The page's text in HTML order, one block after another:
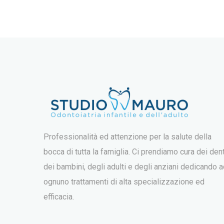
Professionalità ed attenzione per la salute della
bocca di tutta la famiglia. Ci prendiamo cura dei
dei bambini, degli adulti e degli anziani dedicando
ognuno trattamenti di alta specializzazione ed
efficacia.